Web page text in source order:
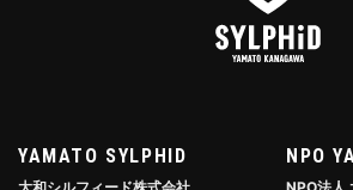
YAMATO SYLPHID NPO